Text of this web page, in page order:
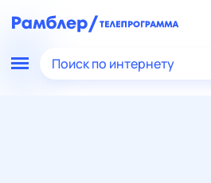
Поиск по интернету